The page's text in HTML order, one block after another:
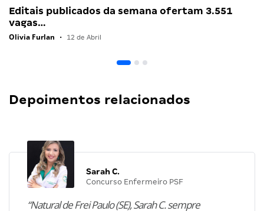
Editais publicados da semana ofertam 3.551
vagas…
Olivia Furlan • 12 de Abril
Depoimentos relacionados
Sarah C.
Concurso Enfermeiro PSF
“Natural de Frei Paulo (SE), Sarah C. sempre